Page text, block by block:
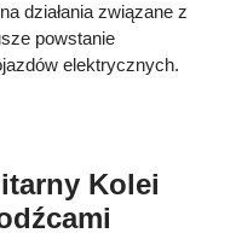
działania związane z
powstanie
elektrycznych.
Kolei